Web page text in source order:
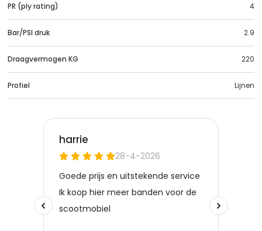
PR (ply rating) 4
Bar/PSI druk 2.9
Draagvermogen KG 220
Profiel Lijnen